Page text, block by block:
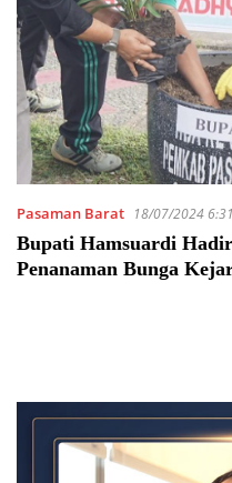
Pasaman Barat 18/07/2024
Bupati Hamsuardi
Penanaman Bunga